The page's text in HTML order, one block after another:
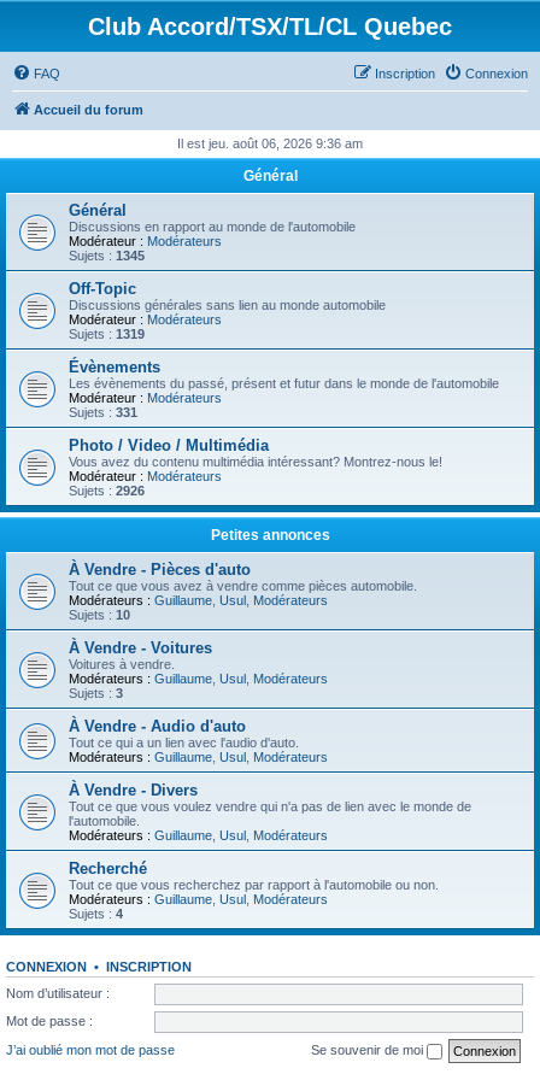
Club Accord/TSX/TL/CL Quebec
FAQ Connexion
Inscription
Accueil du forum
Il est jeu. août 06, 2026 9:36 am
Général
Général
Discussions en rapport au monde de l'automobile
Modérateur : Modérateurs
Sujets : 1345
Off-Topic
Discussions générales sans lien au monde automobile
Modérateur : Modérateurs
Sujets : 1319
Évènements
Les évènements du passé, présent et futur dans le monde de l'automobile
Modérateur : Modérateurs
Sujets : 331
Photo / Video / Multimédia
Vous avez du contenu multimédia intéressant? Montrez-nous le!
Modérateur : Modérateurs
Sujets : 2926
Petites annonces
À Vendre - Pièces d'auto
Tout ce que vous avez à vendre comme pièces automobile.
Modérateurs : Guillaume Usul Modérateurs
Sujets : 10
À Vendre - Voitures
Voitures à vendre.
Modérateurs : Guillaume Usul Modérateurs
Sujets : 3
À Vendre - Audio d'auto
Tout ce qui a un lien avec l'audio d'auto.
Modérateurs : Guillaume Usul Modérateurs
À Vendre - Divers
Tout ce que vous voulez vendre qui n'a pas de lien avec le monde de
l'automobile.
Modérateurs : Guillaume Usul Modérateurs
Recherché
Tout ce que vous recherchez par rapport à l'automobile ou non.
Modérateurs : Guillaume Usul Modérateurs
Sujets : 4
CONNEXION • INSCRIPTION
Nom d’utilisateur :
Mot de passe :
J’ai oublié mon mot de passe
Se souvenir de moi